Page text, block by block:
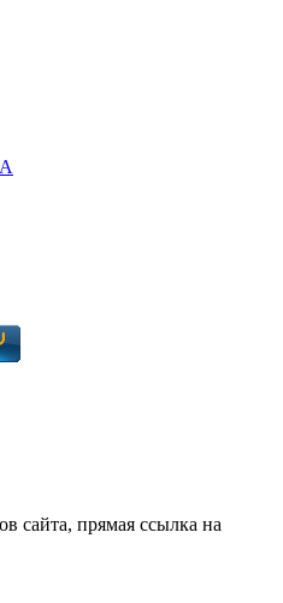
сайта, прямая ссылка на